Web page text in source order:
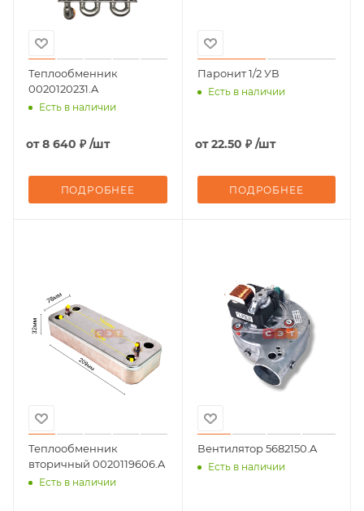
Теплообменник
0020120231.A
Есть в наличии
от8 640 ₽ /шт
ПОДРОБНЕЕ
Паронит 1/2 УВ
Есть в наличии
от22.50 ₽ /шт
ПОДРОБНЕЕ
Теплообменник
вторичный 0020119606.A
Есть в наличии
Вентилятор 5682150.A
Есть в наличии